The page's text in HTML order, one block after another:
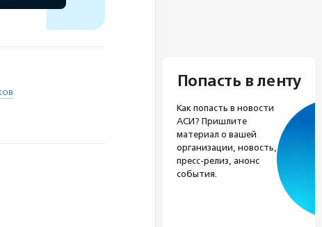
Попасть в ленту
Как попасть в новости
АСИ? Пришлите
материал о вашей
организации, новость,
пресс-релиз, анонс
события.